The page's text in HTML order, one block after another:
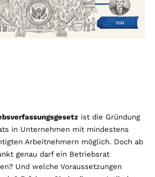
ist die Gründung
in Unternehmen mit mindestens
Arbeitnehmern möglich. Doch ab
genau darf ein Betriebsrat
Und welche Voraussetzungen